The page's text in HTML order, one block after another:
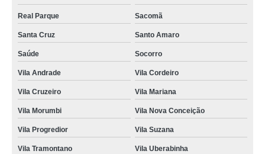
Real Parque Sacomã
Santa Cruz Santo Amaro
Saúde Socorro
Vila Andrade Vila Cordeiro
Vila Cruzeiro Vila Mariana
Vila Morumbi Vila Nova Conceição
Vila Progredior Vila Suzana
Vila Tramontano Vila Uberabinha